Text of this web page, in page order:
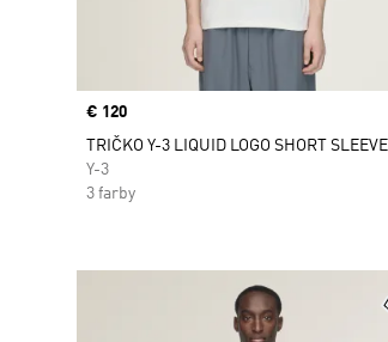
Price
€ 120
TRIČKO Y-3 LIQUID LOGO SHORT SLEEVE
Y-3
3 farby